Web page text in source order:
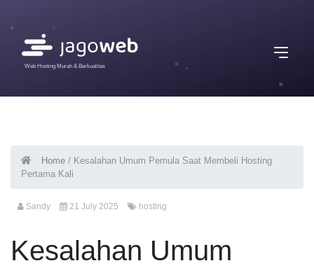
Web Hosting Murah & Berkualitas
Home / Kesalahan Umum Pemula Saat Membeli Hosting
Pertama Kali
Sandy 21 July 2025 hosting
Kesalahan Umum